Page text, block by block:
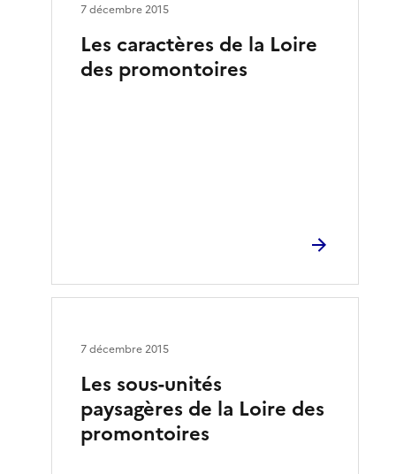
Les caractères de la Loire
des promontoires
7 décembre 2015
Les sous-unités
paysagères de la Loire des
promontoires
7 décembre 2015